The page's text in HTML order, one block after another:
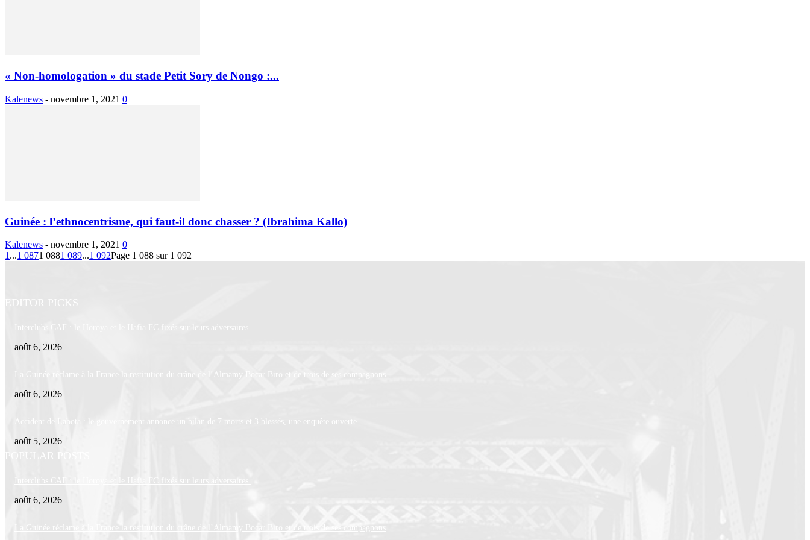
« Non-homologation » du stade Petit Sory de Nongo :...
Kalenews - novembre 1, 2021 0
Guinée : l’ethnocentrisme, qui faut-il donc chasser ? (Ibrahima Kallo)
Kalenews - novembre 1, 2021 0
1 ...1 0871 0881 089...1 092Page 1 088 sur 1 092
EDITOR PICKS
Interclubs CAF : le Horoya et le Hafia FC fixés sur leurs adversaires
août 6, 2026
La Guinée réclame à la France la restitution du crâne de l’Almamy Bocar Biro et de trois de ses compagnons
août 6, 2026
Accident de Labota : le gouvernement annonce un bilan de 7 morts et 3 blessés, une enquête ouverte
août 5, 2026
POPULAR POSTS
Interclubs CAF : le Horoya et le Hafia FC fixés sur leurs adversaires
août 6, 2026
La Guinée réclame à la France la restitution du crâne de l’Almamy Bocar Biro et de trois de ses compagnons